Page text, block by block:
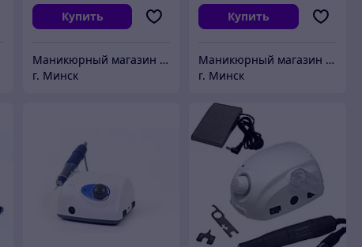
Купить
Маникюрный магазин "АртНейл"
г. Минск
Купить
Маникюрный магазин "АртНейл"
г. Минск